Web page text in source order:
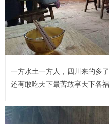
一方水土一方人，四川来的多
还有敢吃天下最苦敢享天下各